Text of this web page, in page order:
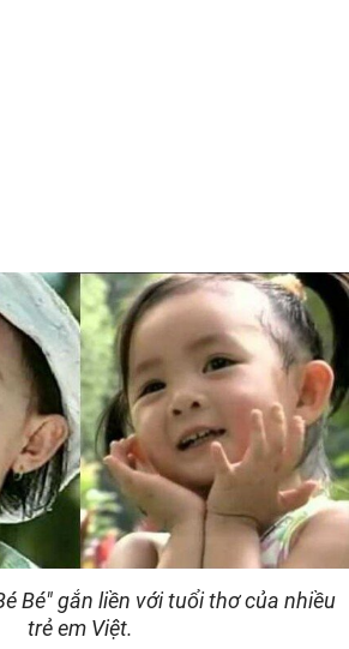
Bé" gắn liền với tuổi thơ của nhiều
trẻ em Việt.